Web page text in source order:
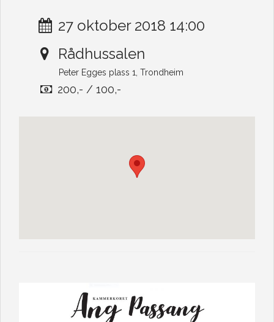
27 oktober 2018 14:00
Rådhussalen
Peter Egges plass 1, Trondheim
200,- / 100,-